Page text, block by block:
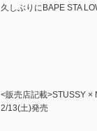
久しぶりにBAPE STA
<販売店記載>STUSSY ×
2/13(土)発売